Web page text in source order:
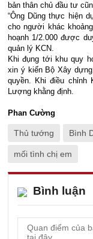
bản thân chủ đầu tư
“Ông Dũng thực hiện
cho người khác
hoạnh 1/2.000 được
quản lý KCN.
Khi đụng tới khu quy
xin ý kiến Bộ Xây
quyền. Khi điều chỉnh
Lượng khằng định.
Phan Cường
Thủ tướng Bình
mối tình chị em
Bình luận